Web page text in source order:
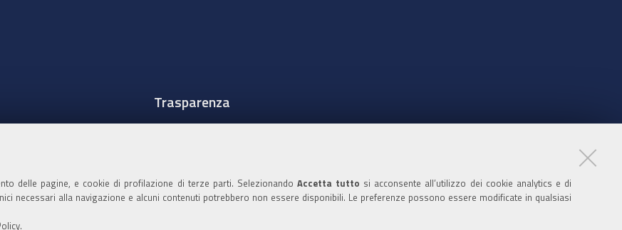
delle pagine, e cookie di profilazione di terze parti. SelezionandoAccetta tutto si acconsente all’utilizzo dei cookie analytics e di
necessari alla navigazione e alcuni contenuti potrebbero non essere disponibili. Le preferenze possono essere modificate in qualsiasi
Trasparenza
Pubblicità Legale